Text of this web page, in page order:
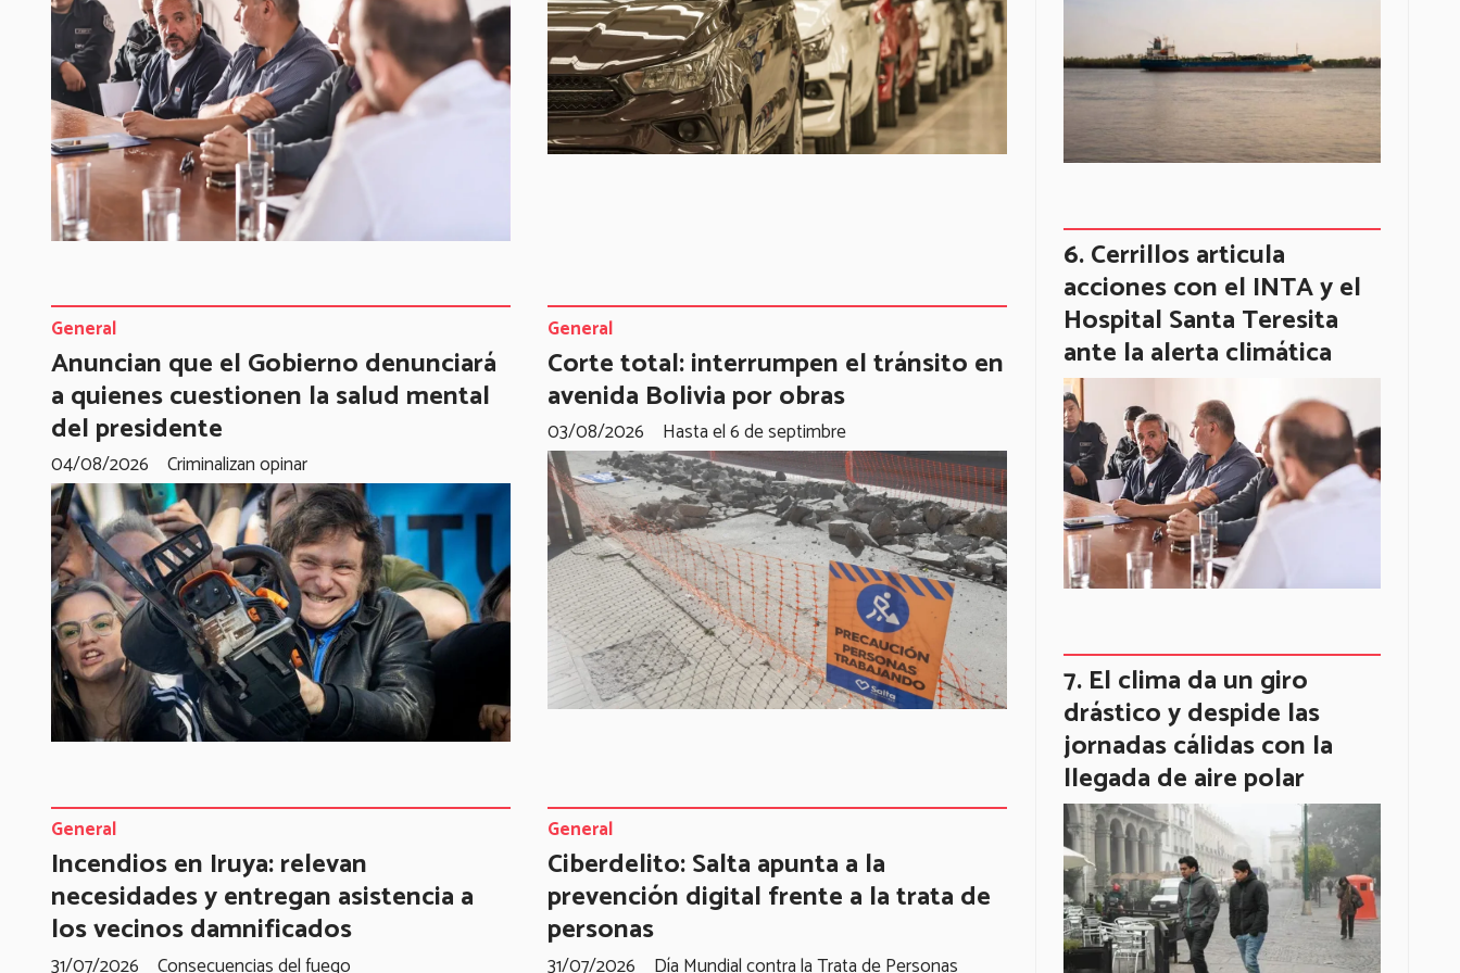
Anuncian que el Gobierno denunciará
a quienes cuestionen la salud mental
del presidente
Criminalizan opinar
General
04/08/2026
Corte total: interrumpen el tránsito en
avenida Bolivia por obras
Hasta el 6 de septimbre
General
03/08/2026
Incendios en Iruya: relevan
necesidades y entregan asistencia a
los vecinos damnificados
Consecuencias del fuego
General
31/07/2026
Ciberdelito: Salta apunta a la
prevención digital frente a la trata de
personas
Día Mundial contra la Trata de Personas
General
31/07/2026
Cerrillos articula
acciones con el INTA y el
Hospital Santa Teresita
ante la alerta climática
El clima da un giro
drástico y despide las
jornadas cálidas con la
llegada de aire polar